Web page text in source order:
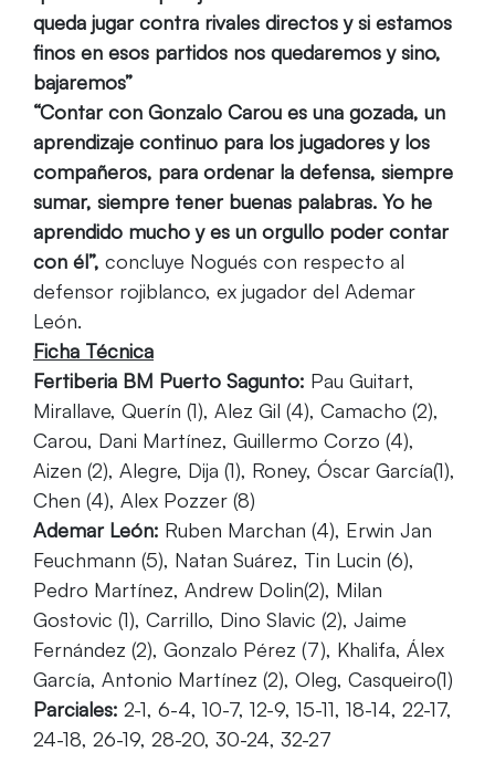
queda jugar contra rivales directos y si estamos
finos en esos partidos nos quedaremos y sino,
bajaremos”
“Contar con Gonzalo Carou es una gozada, un
aprendizaje continuo para los jugadores y los
compañeros, para ordenar la defensa, siempre
sumar, siempre tener buenas palabras. Yo he
aprendido mucho y es un orgullo poder contar
con él”, concluye Nogués con respecto al
defensor rojiblanco, ex jugador del Ademar
León.
Ficha Técnica
Fertiberia BM Puerto Sagunto: Pau Guitart,
Mirallave, Querín (1), Alez Gil (4), Camacho (2),
Carou, Dani Martínez, Guillermo Corzo (4),
Aizen (2), Alegre, Dija (1), Roney, Óscar García(1),
Chen (4), Alex Pozzer (8)
Ademar León: Ruben Marchan (4), Erwin Jan
Feuchmann (5), Natan Suárez, Tin Lucin (6),
Pedro Martínez, Andrew Dolin(2), Milan
Gostovic (1), Carrillo, Dino Slavic (2), Jaime
Fernández (2), Gonzalo Pérez (7), Khalifa, Álex
García, Antonio Martínez (2), Oleg, Casqueiro(1)
Parciales: 2-1, 6-4, 10-7, 12-9, 15-11, 18-14, 22-17,
24-18, 26-19, 28-20, 30-24, 32-27